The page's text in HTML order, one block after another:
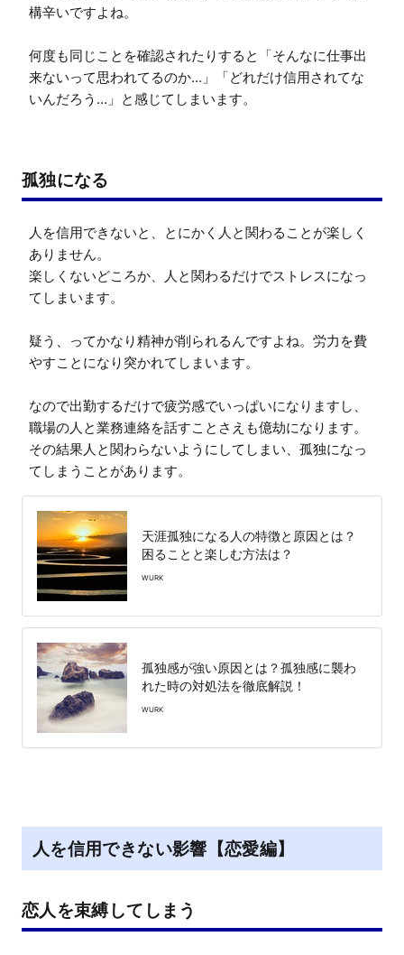
構辛いですよね。
何度も同じことを確認されたりすると「そんなに仕事出
来ないって思われてるのか…」「どれだけ信用されてな
いんだろう…」と感じてしまいます。
孤独になる
人を信用できないと、とにかく人と関わることが楽しく
ありません。
楽しくないどころか、人と関わるだけでストレスになっ
てしまいます。
疑う、ってかなり精神が削られるんですよね。労力を費
やすことになり突かれてしまいます。
なので出勤するだけで疲労感でいっぱいになりますし、
職場の人と業務連絡を話すことさえも億劫になります。
その結果人と関わらないようにしてしまい、孤独になっ
てしまうことがあります。
天涯孤独になる人の特徴と原因とは？
困ることと楽しむ方法は？
WURK
孤独感が強い原因とは？孤独感に襲わ
れた時の対処法を徹底解説！
WURK
人を信用できない影響【恋愛編】
恋人を束縛してしまう